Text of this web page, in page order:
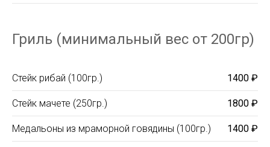
Гриль (минимальный вес от 200гр)
Стейк рибай (100гр.) 1400 ₽
Стейк мачете (250гр.) 1800 ₽
Медальоны из мраморной говядины (100гр.) 1400 ₽